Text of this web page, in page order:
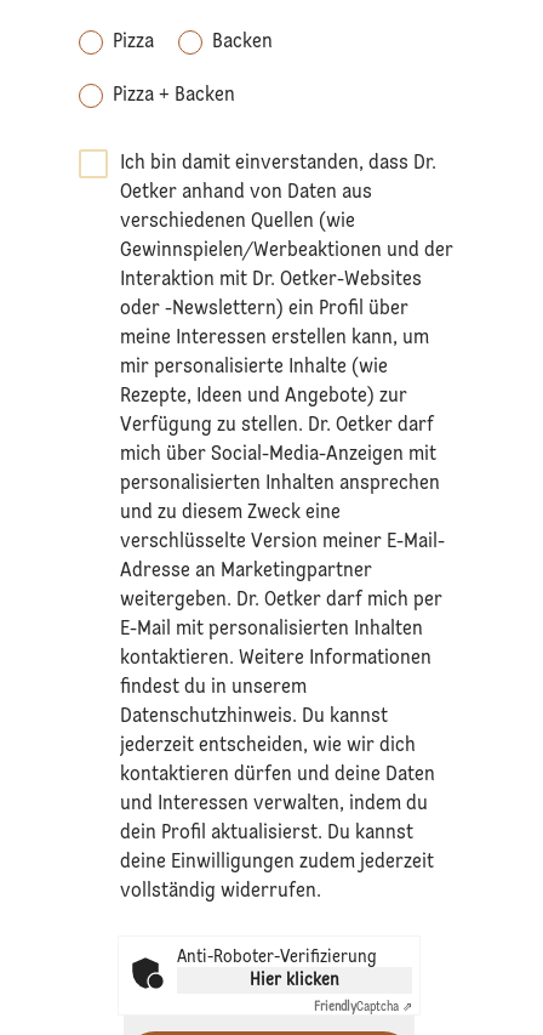
Pizza Backen
Pizza + Backen
Ich bin damit einverstanden, dass Dr.
Oetker anhand von Daten aus
verschiedenen Quellen (wie
Gewinnspielen/Werbeaktionen und der
Interaktion mit Dr. Oetker-Websites
oder -Newslettern) ein Profil über
meine Interessen erstellen kann, um
mir personalisierte Inhalte (wie
Rezepte, Ideen und Angebote) zur
Verfügung zu stellen. Dr. Oetker darf
mich über Social-Media-Anzeigen mit
personalisierten Inhalten ansprechen
und zu diesem Zweck eine
verschlüsselte Version meiner E-Mail-
Adresse an Marketingpartner
weitergeben. Dr. Oetker darf mich per
E-Mail mit personalisierten Inhalten
kontaktieren. Weitere Informationen
findest du in unserem
Datenschutzhinweis. Du kannst
jederzeit entscheiden, wie wir dich
kontaktieren dürfen und deine Daten
und Interessen verwalten, indem du
dein Profil aktualisierst. Du kannst
deine Einwilligungen zudem jederzeit
vollständig widerrufen.
Anti-Roboter-Verifizierung
Hier klicken
FriendlyCaptcha ⇗